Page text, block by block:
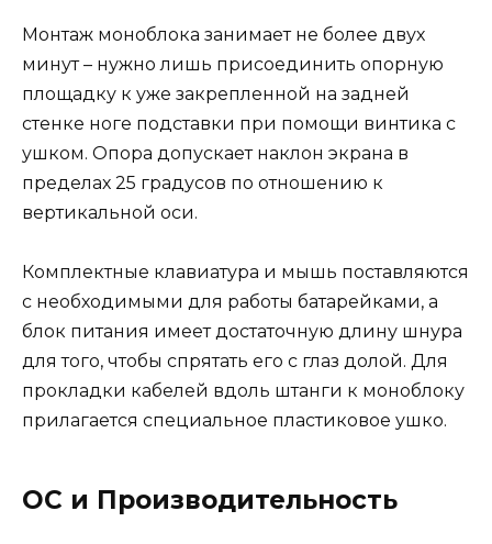
Монтаж моноблока занимает не более двух
минут – нужно лишь присоединить опорную
площадку к уже закрепленной на задней
стенке ноге подставки при помощи винтика с
ушком. Опора допускает наклон экрана в
пределах 25 градусов по отношению к
вертикальной оси.
Комплектные клавиатура и мышь поставляются
с необходимыми для работы батарейками, а
блок питания имеет достаточную длину шнура
для того, чтобы спрятать его с глаз долой. Для
прокладки кабелей вдоль штанги к моноблоку
прилагается специальное пластиковое ушко.
ОС и Производительность